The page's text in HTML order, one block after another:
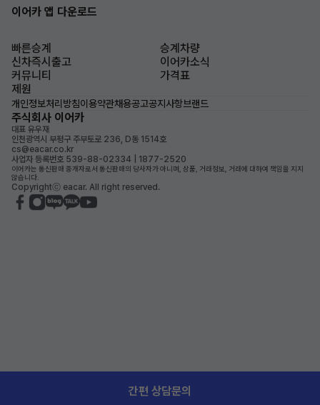
이어카 앱 다운로드
빠른승계
승계차량
신차즉시출고
이어카소식
커뮤니티
가격표
제원
개인정보처리방침이용약관채용공고공지사항브랜드
주식회사 이어카
대표 유우재
인천광역시 부평구 주부토로 236, D동 1514호
cs@eacar.co.kr
사업자 등록번호 539-88-02334 | 1877-2520
이어카는 통신판매 중개자로서 통신판매의 당사자가 아니며, 상품, 거래정보, 거래에 대하여 책임을 지지
않습니다.
Copyrightⓒ eacar. All right reserved.
간편 상담문의